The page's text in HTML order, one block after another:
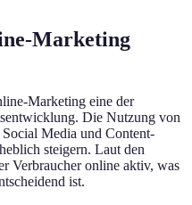
Marketing
Marketing eine der
Die Nutzung von
Media und Content-
steigern. Laut den
Verbraucher online aktiv, was
ist.